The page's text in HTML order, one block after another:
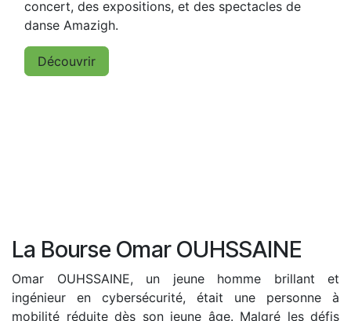
concert, des expositions, et des spectacles de
danse Amazigh.
Découvrir
La Bourse Omar OUHSSAINE
Omar OUHSSAINE, un jeune homme brillant et
ingénieur en cybersécurité, était une personne à
mobilité réduite dès son jeune âge. Malgré les défis